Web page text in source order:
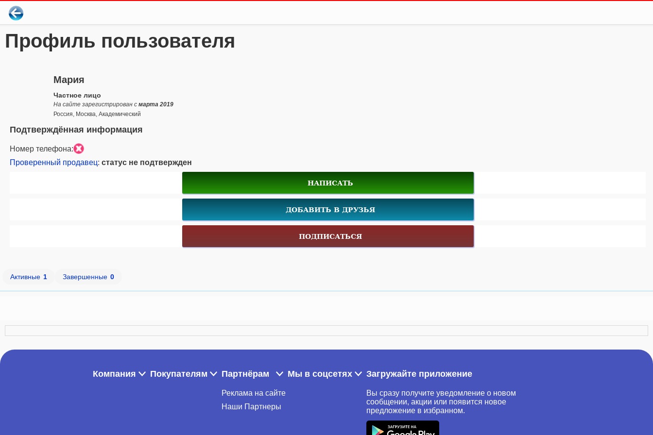
Профиль пользователя
Мария
Частное лицо
На сайте зарегистрирован с марта 2019
Россия, Москва, Академический
Подтверждённая информация
Номер телефона:
Проверенный продавец: статус не подтвержден
НАПИСАТЬ
ДОБАВИТЬ В ДРУЗЬЯ
ПОДПИСАТЬСЯ
Активные 1 Завершенные 0
Компания Покупателям Партнёрам
Реклама на сайте
Наши Партнеры
Мы в соцсетях Загружайте приложение
Вы сразу получите уведомление о новом
сообщении, акции или появится новое
предложение в избранном.